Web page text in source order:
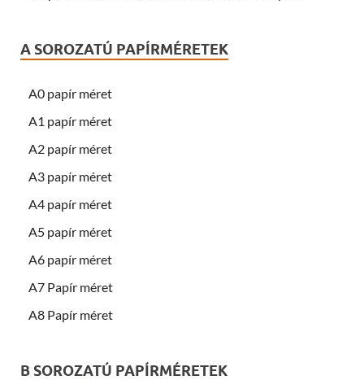
A SOROZATÚ PAPÍRMÉRETEK
A0 papír méret
A1 papír méret
A2 papír méret
A3 papír méret
A4 papír méret
A5 papír méret
A6 papír méret
A7 Papír méret
A8 Papír méret
B SOROZATÚ PAPÍRMÉRETEK